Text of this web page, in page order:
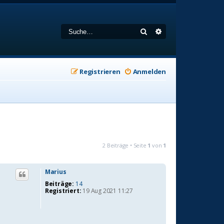
Suche
Anmelden
Registrieren
2 Beiträge • Seite 1 von 1
Marius
Beiträge: 14
Registriert: 19 Aug 2021 11:27